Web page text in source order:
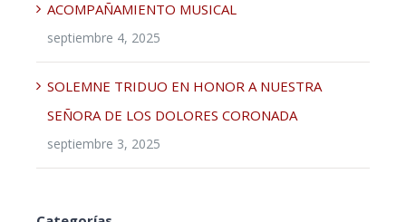
ACOMPAÑAMIENTO MUSICAL
septiembre 4, 2025
SOLEMNE TRIDUO EN HONOR A NUESTRA
SEÑORA DE LOS DOLORES CORONADA
septiembre 3, 2025